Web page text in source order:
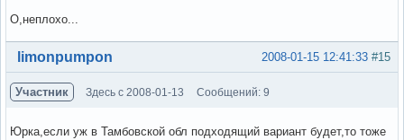
О,неплохо...
Вне форума #15
2008-01-15 12:41:33
limonpumpon
Участник Здесь с 2008-01-13 Сообщений: 9
Юрка,если уж в Тамбовской обл подходящий вариант будет,то тоже